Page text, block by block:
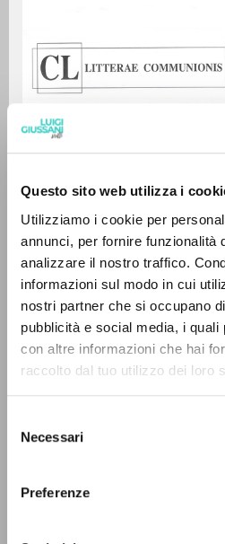
Questo sito web utilizza i
Utilizziamo i cookie per
annunci, per fornire funzionalità
analizzare il nostro traffico.
informazioni sul modo in cui
nostri partner che si occupano
pubblicità e social media, i quali
con altre informazioni che hai
raccolto dal tuo utilizzo dei loro
delNecessari
Preferenze
Giussani LuigiAuthor
French
CL-Litterae Communionis
1992
Pages: 1
0RESULTS
MORE